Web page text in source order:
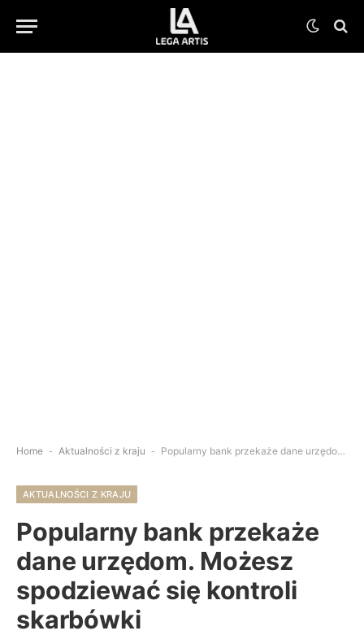
Home - Aktualności z kraju - Popularny bank przekaże dane urzędom. Możesz spodziewać się kontroli skarbówki
AKTUALNOŚCI Z KRAJU
Popularny bank przekaże
dane urzędom. Możesz
spodziewać się kontroli
skarbówki